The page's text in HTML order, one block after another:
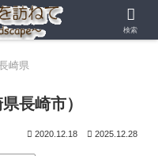
崎県
長崎市）
2020.12.18 2025.12.28
検索